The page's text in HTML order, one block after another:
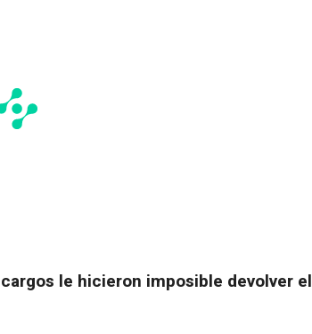
le hicieron imposible devolver el